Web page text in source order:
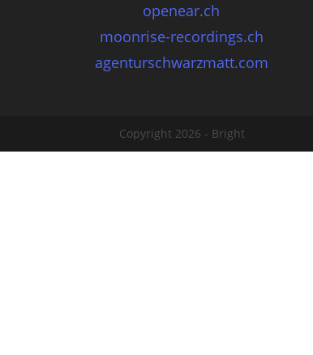
openear.ch
moonrise-recordings.ch
agenturschwarzmatt.com
Copyright 2026 - Bright